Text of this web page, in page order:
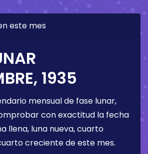
este mes
1935
mensual de fase lunar,
con exactitud la fecha
llena, luna nueva, cuarto
creciente de este mes.